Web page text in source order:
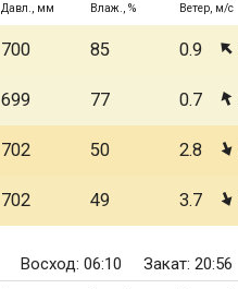
Давл., мм Влаж., % Ветер, м/с
700 85 0.9
699 77 0.7
702 50 2.8
702 49 3.7
Восход: 06:10 Закат: 20:56